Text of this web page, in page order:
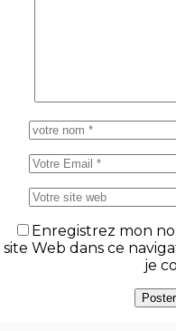
Enregistrez mon
site Web dans ce
je